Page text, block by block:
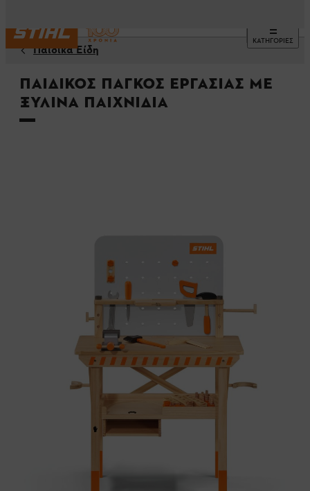
ΚΑΤΗΓΟΡΙΕΣ
Παιδικά Είδη
Παιδικός Πάγκος Εργασίας με
Ξύλινα Παιχνίδια